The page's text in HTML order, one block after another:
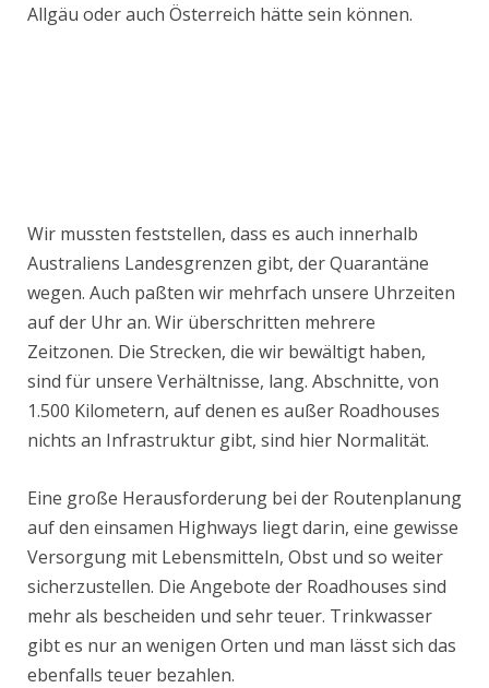
Allgäu oder auch Österreich hätte sein können.
Wir mussten feststellen, dass es auch innerhalb
Australiens Landesgrenzen gibt, der Quarantäne
wegen. Auch paßten wir mehrfach unsere Uhrzeiten
auf der Uhr an. Wir überschritten mehrere
Zeitzonen. Die Strecken, die wir bewältigt haben,
sind für unsere Verhältnisse, lang. Abschnitte, von
1.500 Kilometern, auf denen es außer Roadhouses
nichts an Infrastruktur gibt, sind hier Normalität.
Eine große Herausforderung bei der Routenplanung
auf den einsamen Highways liegt darin, eine gewisse
Versorgung mit Lebensmitteln, Obst und so weiter
sicherzustellen. Die Angebote der Roadhouses sind
mehr als bescheiden und sehr teuer. Trinkwasser
gibt es nur an wenigen Orten und man lässt sich das
ebenfalls teuer bezahlen.